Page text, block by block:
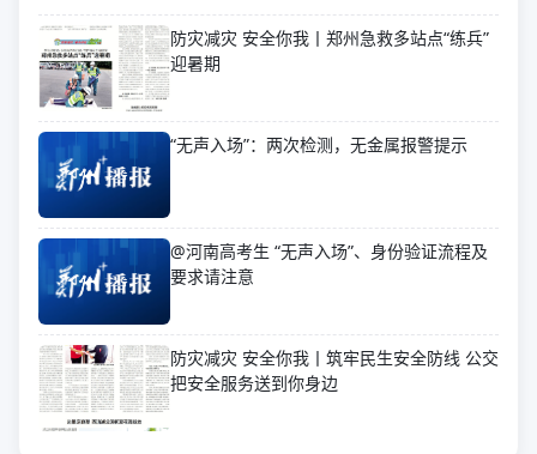
防灾减灾 安全你我丨郑州急救多站点“练兵”
迎暑期
“无声入场”：两次检测，无金属报警提示
@河南高考生 “无声入场”、身份验证流程及
要求请注意
防灾减灾 安全你我丨筑牢民生安全防线 公交
把安全服务送到你身边